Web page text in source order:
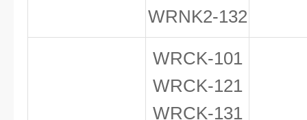
WRNK2-132
WRCK-101
WRCK-121
WRCK-131